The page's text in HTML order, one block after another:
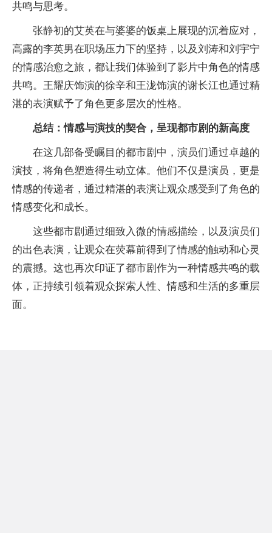
共鸣与思考。
张静初的艾英在与婆婆的饭桌上展现的沉着应对，
高露的李英男在职场压力下的坚持，以及刘涛和刘宇宁
的情感治愈之旅，都让我们体验到了影片中角色的情感
共鸣。王耀庆饰演的徐辛和王泷饰演的谢长江也通过精
湛的表演赋予了角色更多层次的性格。
总结：情感与演技的契合，呈现都市剧的新高度
在这几部备受瞩目的都市剧中，演员们通过卓越的
演技，将角色塑造得生动立体。他们不仅是演员，更是
情感的传递者，通过精湛的表演让观众感受到了角色的
情感变化和成长。
这些都市剧通过细致入微的情感描绘，以及演员们
的出色表演，让观众在荧幕前得到了情感的触动和心灵
的震撼。这也再次印证了都市剧作为一种情感共鸣的载
体，正持续引领着观众探索人性、情感和生活的多重层
面。